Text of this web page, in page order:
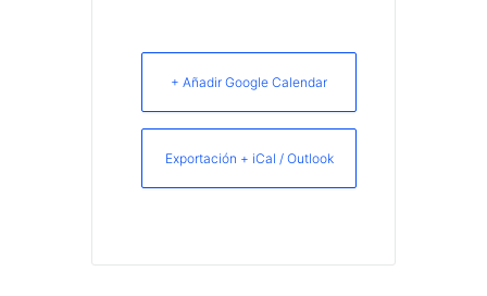
+ Añadir Google Calendar
Exportación + iCal / Outlook